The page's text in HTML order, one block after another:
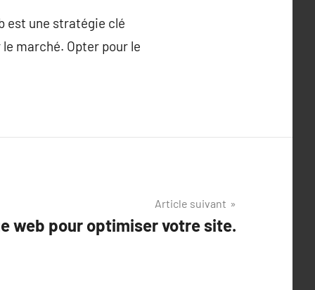
est une stratégie clé
marché. Opter pour le
Article suivant
web pour optimiser votre site.